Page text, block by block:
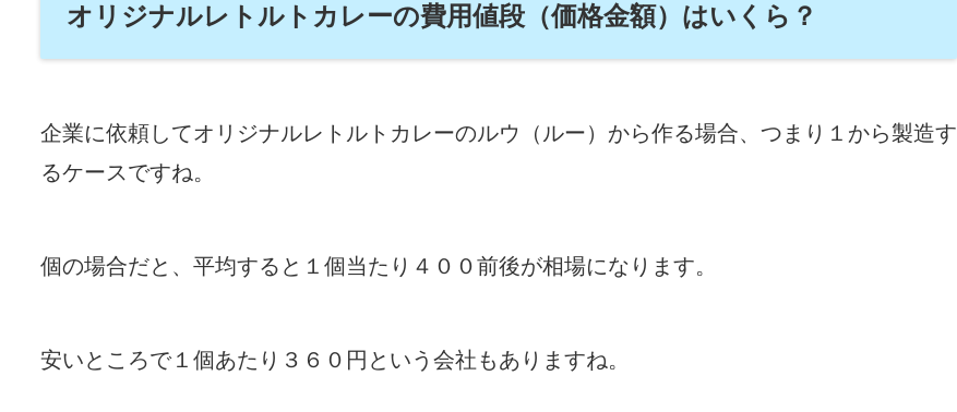
オリジナルレトルトカレーの費用値段（価格金額）はいくら？
企業に依頼してオリジナルレトルトカレーのルウ（ルー）から作る場合、つまり１から製造す
るケースですね。
個の場合だと、平均すると１個当たり４００前後が相場になります。
安いところで１個あたり３６０円という会社もありますね。